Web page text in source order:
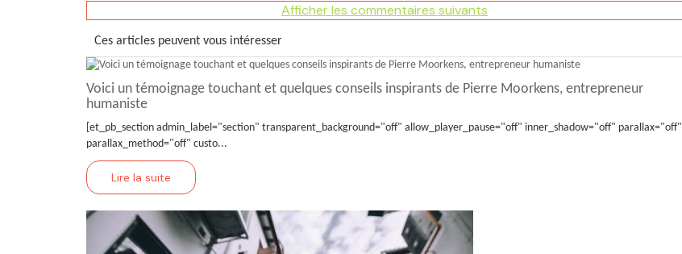
Afficher les commentaires suivants
Ces articles peuvent vous intéresser
Voici un témoignage touchant et quelques conseils inspirants de Pierre Moorkens, entrepreneur
humaniste
[et_pb_section admin_label="section" transparent_background="off" allow_player_pause="off" inner_shadow="off" parallax="off"
parallax_method="off" custo...
Lire la suite